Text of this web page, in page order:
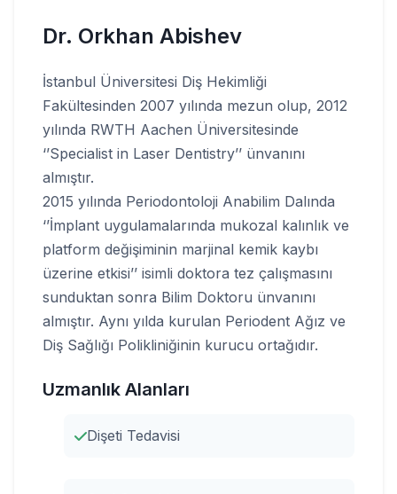
Dr. Orkhan Abishev
İstanbul Üniversitesi Diş Hekimliği
Fakültesinden 2007 yılında mezun olup, 2012
yılında RWTH Aachen Üniversitesinde
‘’Specialist in Laser Dentistry’’ ünvanını
almıştır.
2015 yılında Periodontoloji Anabilim Dalında
‘’İmplant uygulamalarında mukozal kalınlık ve
platform değişiminin marjinal kemik kaybı
üzerine etkisi’’ isimli doktora tez çalışmasını
sunduktan sonra Bilim Doktoru ünvanını
almıştır. Aynı yılda kurulan Periodent Ağız ve
Diş Sağlığı Polikliniğinin kurucu ortağıdır.
Uzmanlık Alanları
Dişeti Tedavisi